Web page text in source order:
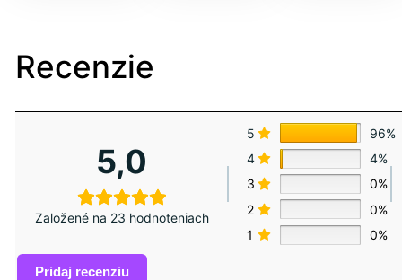
Recenzie
5,0
Založené na 23 hodnoteniach
5
96%
4
4%
3
0%
2
0%
1
0%
Pridaj recenziu